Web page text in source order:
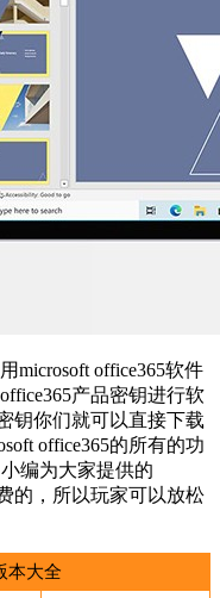
microsoft office365软件
产品密钥进行软
钥你们就可以直接下载
office365的所有的功
编为大家提供的
的，所以玩家可以放松
本大全